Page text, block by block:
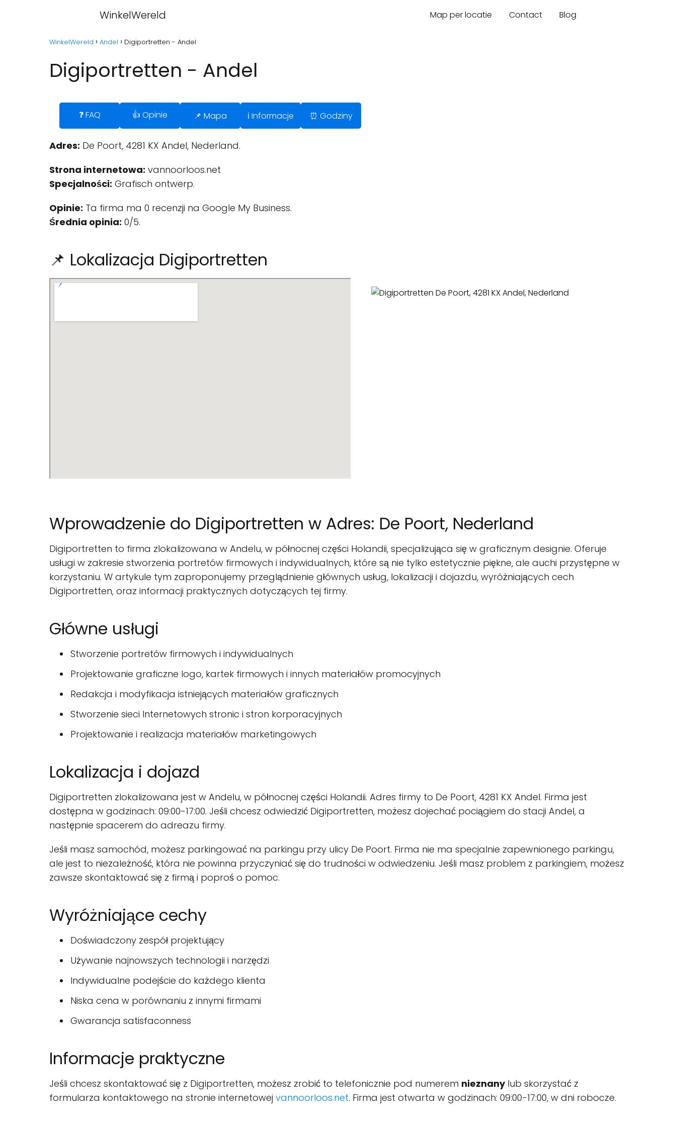
WinkelWereld Map per locatie Contact Blog
WinkelWereld Andel Digiportretten - Andel
Digiportretten - Andel
❓ FAQ 👍 Opinie 📌 Mapa ℹ️ Informacje ⏰ Godziny
Adres: De Poort, 4281 KX Andel, Nederland.
Strona internetowa: vannoorloos.net
Specjalności: Grafisch ontwerp.
Opinie: Ta firma ma 0 recenzji na Google My Business.
Średnia opinia: 0/5.
📌 Lokalizacja Digiportretten
Wprowadzenie do Digiportretten w Adres: De Poort, Nederland
Digiportretten to firma zlokalizowana w Andelu, w północnej części Holandii, specjalizująca się w graficznym designie. Oferuje
usługi w zakresie stworzenia portretów firmowych i indywidualnych, które są nie tylko estetycznie piękne, ale auchi przystępne w
korzystaniu. W artykule tym zaproponujemy przeglądnienie głównych usług, lokalizacji i dojazdu, wyróżniających cech
Digiportretten, oraz informacji praktycznych dotyczących tej firmy.
Główne usługi
Stworzenie portretów firmowych i indywidualnych
Projektowanie graficzne logo, kartek firmowych i innych materiałów promocyjnych
Redakcja i modyfikacja istniejących materiałów graficznych
Stworzenie sieci Internetowych stronic i stron korporacyjnych
Projektowanie i realizacja materiałów marketingowych
Lokalizacja i dojazd
Digiportretten zlokalizowana jest w Andelu, w północnej części Holandii. Adres firmy to De Poort, 4281 KX Andel. Firma jest
dostępna w godzinach: 09:00-17:00. Jeśli chcesz odwiedzić Digiportretten, możesz dojechać pociągiem do stacji Andel, a
następnie spacerem do adreazu firmy.
Jeśli masz samochód, możesz parkingować na parkingu przy ulicy De Poort. Firma nie ma specjalnie zapewnionego parkingu,
ale jest to niezależność, która nie powinna przyczyniać się do trudności w odwiedzeniu. Jeśli masz problem z parkingiem, możesz
zawsze skontaktować się z firmą i poproś o pomoc.
Wyróżniające cechy
Doświadczony zespół projektujący
Używanie najnowszych technologii i narzędzi
Indywidualne podejście do każdego klienta
Niska cena w porównaniu z innymi firmami
Gwarancja satisfaconness
Informacje praktyczne
Jeśli chcesz skontaktować się z Digiportretten, możesz zrobić to telefonicznie pod numerem nieznanylub skorzystać z
formularza kontaktowego na stronie internetowej vannoorloos.net. Firma jest otwarta w godzinach: 09:00-17:00, w dni robocze.